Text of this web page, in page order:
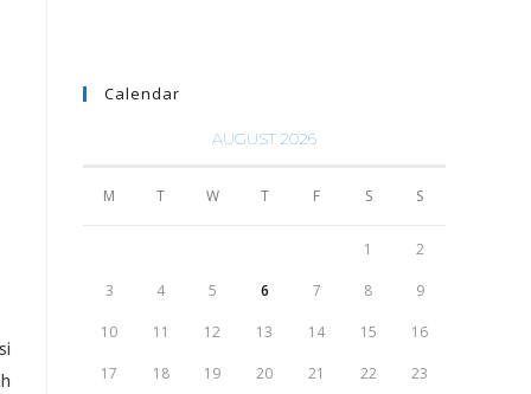
Calendar
AUGUST 2026
M T W T F S S
1 2
3 4 5 6 7 8 9
10 11 12 13 14 15 16
17 18 19 20 21 22 23